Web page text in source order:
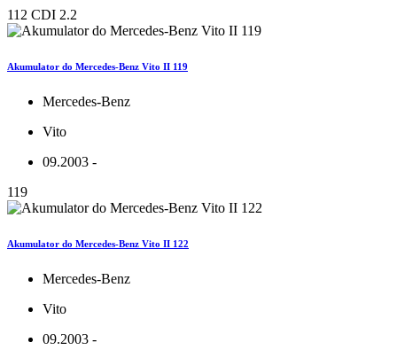
112 CDI 2.2
Akumulator do Mercedes-Benz Vito II 119
Mercedes-Benz
Vito
09.2003 -
119
Akumulator do Mercedes-Benz Vito II 122
Mercedes-Benz
Vito
09.2003 -